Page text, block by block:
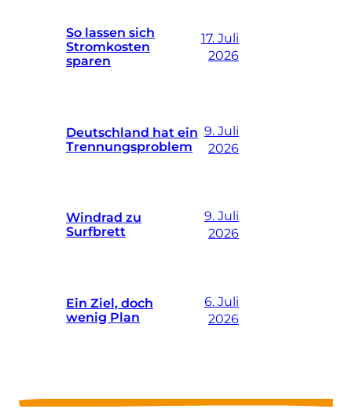
So lassen sich
Stromkosten
sparen
17. Juli
2026
Deutschland hat ein
Trennungsproblem
9. Juli
2026
Windrad zu
Surfbrett
9. Juli
2026
Ein Ziel, doch
wenig Plan
6. Juli
2026